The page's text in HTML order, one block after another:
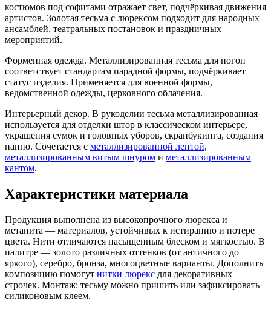
костюмов под софитами отражает свет, подчёркивая движения
артистов. Золотая тесьма с люрексом подходит для народных
ансамблей, театральных постановок и праздничных
мероприятий.
Форменная одежда. Металлизированная тесьма для погон
соответствует стандартам парадной формы, подчёркивает
статус изделия. Применяется для военной формы,
ведомственной одежды, церковного облачения.
Интерьерный декор. В рукоделии тесьма металлизированная
используется для отделки штор в классическом интерьере,
украшения сумок и головных уборов, скрапбукинга, создания
панно. Сочетается с металлизированной лентой,
металлизированным витым шнуром и металлизированным
кантом.
Характеристики материала
Продукция выполнена из высокопрочного люрекса и
метанита — материалов, устойчивых к истиранию и потере
цвета. Нити отличаются насыщенным блеском и мягкостью. В
палитре — золото различных оттенков (от античного до
яркого), серебро, бронза, многоцветные варианты. Дополнить
композицию помогут нитки люрекс для декоративных
строчек. Монтаж: тесьму можно пришить или зафиксировать
силиконовым клеем.